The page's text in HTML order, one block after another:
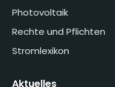
Photovoltaik
Rechte und Pflichten
Stromlexikon
Aktuelles